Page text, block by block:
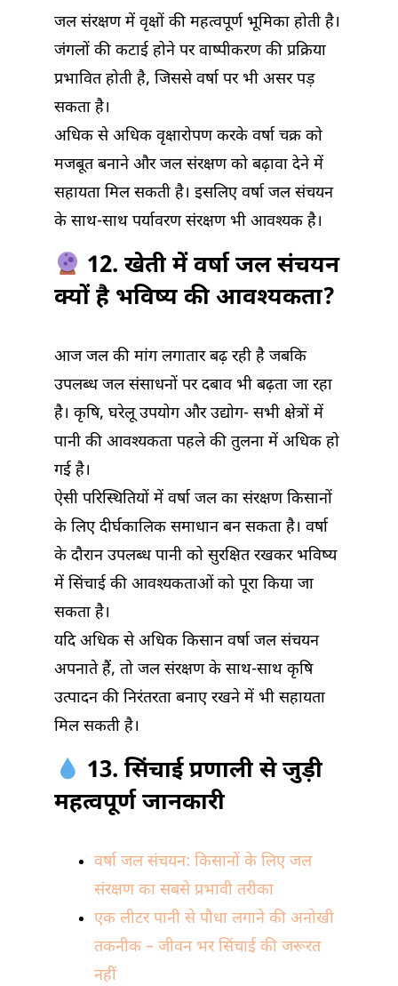
जल संरक्षण में वृक्षों की महत्वपूर्ण भूमिका होती है।
जंगलों की कटाई होने पर वाष्पीकरण की प्रक्रिया
प्रभावित होती है, जिससे वर्षा पर भी असर पड़
सकता है।
अधिक से अधिक वृक्षारोपण करके वर्षा चक्र को
मजबूत बनाने और जल संरक्षण को बढ़ावा देने में
सहायता मिल सकती है। इसलिए वर्षा जल संचयन
के साथ-साथ पर्यावरण संरक्षण भी आवश्यक है।
12. खेती में वर्षा जल संचयन
क्यों है भविष्य की आवश्यकता?
आज जल की मांग लगातार बढ़ रही है जबकि
उपलब्ध जल संसाधनों पर दबाव भी बढ़ता जा रहा
है। कृषि, घरेलू उपयोग और उद्योग- सभी क्षेत्रों में
पानी की आवश्यकता पहले की तुलना में अधिक हो
गई है।
ऐसी परिस्थितियों में वर्षा जल का संरक्षण किसानों
के लिए दीर्घकालिक समाधान बन सकता है। वर्षा
के दौरान उपलब्ध पानी को सुरक्षित रखकर भविष्य
में सिंचाई की आवश्यकताओं को पूरा किया जा
सकता है।
यदि अधिक से अधिक किसान वर्षा जल संचयन
अपनाते हैं, तो जल संरक्षण के साथ-साथ कृषि
उत्पादन की निरंतरता बनाए रखने में भी सहायता
मिल सकती है।
13. सिंचाई प्रणाली से जुड़ी
महत्वपूर्ण जानकारी
वर्षा जल संचयन: किसानों के लिए जल
संरक्षण का सबसे प्रभावी तरीका
एक लीटर पानी से पौधा लगाने की अनोखी
तकनीक – जीवन भर सिंचाई की जरूरत
नहीं